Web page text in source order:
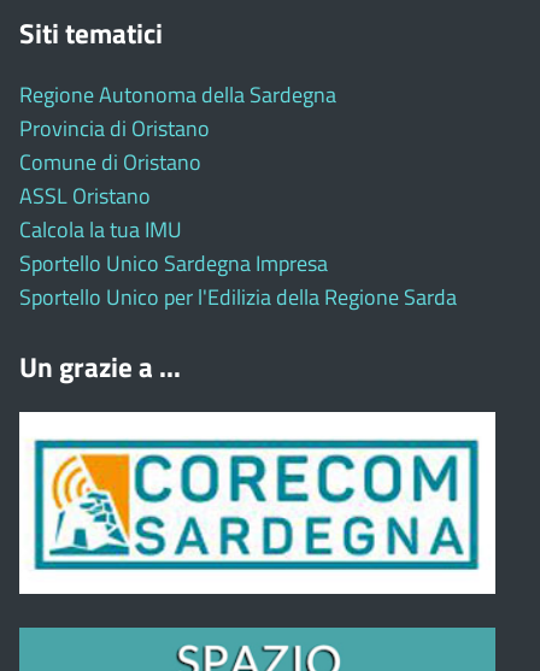
Siti tematici
Regione Autonoma della Sardegna
Provincia di Oristano
Comune di Oristano
ASSL Oristano
Calcola la tua IMU
Sportello Unico Sardegna Impresa
Sportello Unico per l'Edilizia della Regione Sarda
Un grazie a ...